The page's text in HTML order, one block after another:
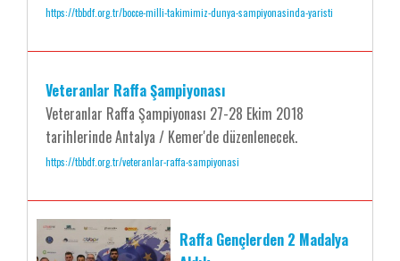
https://tbbdf.org.tr/bocce-milli-takimimiz-dunya-sampiyonasinda-yaristi
Veteranlar Raffa Şampiyonası
Veteranlar Raffa Şampiyonası 27-28 Ekim 2018
tarihlerinde Antalya / Kemer'de düzenlenecek.
https://tbbdf.org.tr/veteranlar-raffa-sampiyonasi
Raffa Gençlerden 2 Madalya